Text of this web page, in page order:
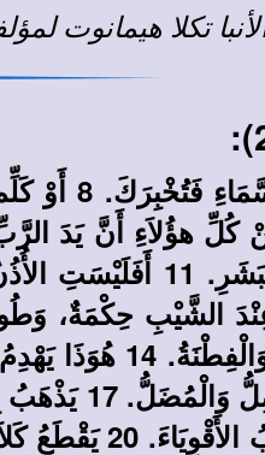
تكلا هيمانوت
7 «فَاسْأَلِ الْبَهَائِمَ
الَّذِي بِيَدِهِ نَفَسُ كُلِّ حَيٍّ وَرُوحُ